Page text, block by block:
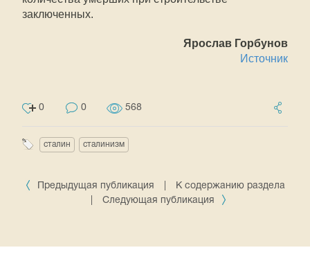
заключенных.
Ярослав Горбунов
Источник
0 0 568
сталин сталинизм
Предыдущая публикация
К содержанию раздела
Следующая публикация